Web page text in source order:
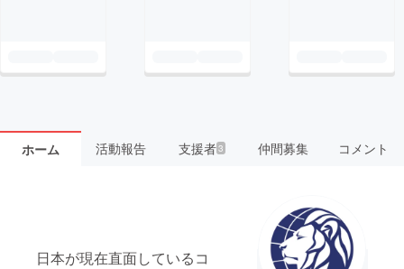
ホーム 活動報告 支援者3 仲間募集 コメント
日本が現在直面しているコ